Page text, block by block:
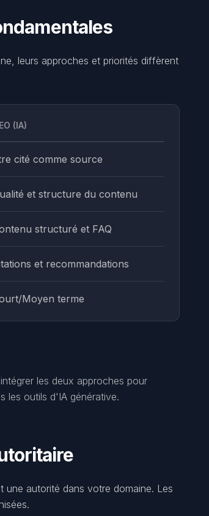
leurs approches et priorités diffèrent
(IA)
cité comme source
et structure du contenu
structuré et FAQ
et recommandations
Moyen terme
les deux approches pour
les outils d'IA générative.
une autorité dans votre domaine. Les